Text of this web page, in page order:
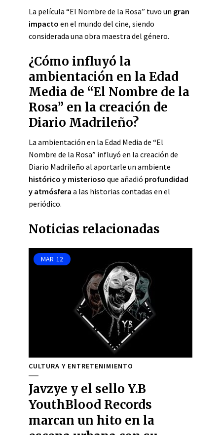
La película “El Nombre de la Rosa” tuvo un gran
impacto en el mundo del cine, siendo
considerada una obra maestra del género.
¿Cómo influyó la
ambientación en la Edad
Media de “El Nombre de la
Rosa” en la creación de
Diario Madrileño?
La ambientación en la Edad Media de “El
Nombre de la Rosa” influyó en la creación de
Diario Madrileño al aportarle un ambiente
histórico y misterioso que añadió profundidad
y atmósfera a las historias contadas en el
periódico.
Noticias relacionadas
MAR 12
CULTURA Y ENTRETENIMIENTO
Javzye y el sello Y.B
YouthBlood Records
marcan un hito en la